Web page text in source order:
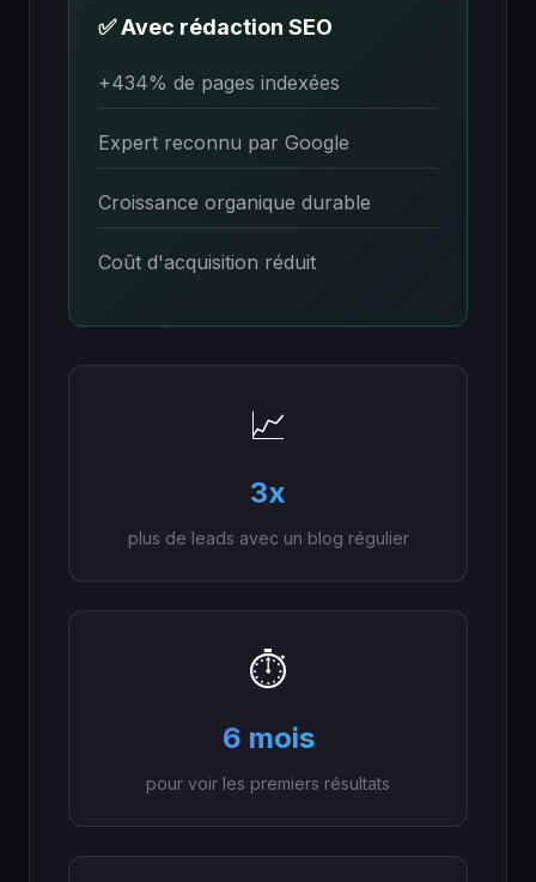
✅ Avec rédaction SEO
+434% de pages indexées
Expert reconnu par Google
Croissance organique durable
Coût d'acquisition réduit
📈
3x
plus de leads avec un blog régulier
⏱️
6 mois
pour voir les premiers résultats